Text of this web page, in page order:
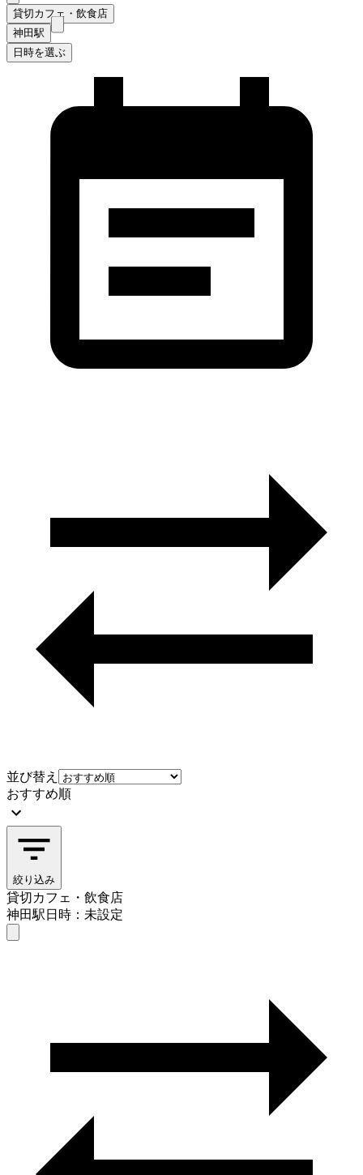
貸切カフェ・飲食店
神田駅
日時を選ぶ
並び替え
おすすめ順
絞り込み
貸切カフェ・飲食店
神田駅日時：未設定